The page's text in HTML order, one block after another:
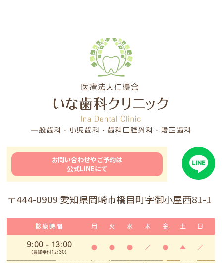
お問い合わせやご予約は
公式LINEにて
〒444-0909 愛知県岡崎市橋目町字御小屋西81-1
診療時間 月 火 水 木 金 土 日
9:00- 13:00
(最終受付12:30)
● ● ● ／ ● ▲ ／